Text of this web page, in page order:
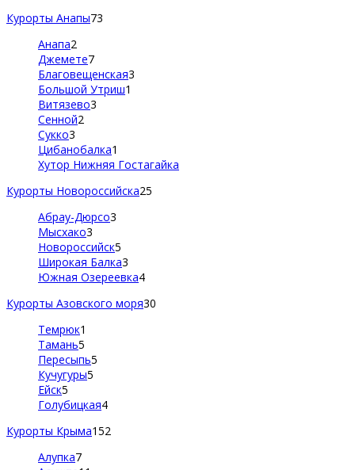
Курорты Анапы73
Анапа2
Джемете7
Благовещенская3
Большой Утриш1
Витязево3
Сенной2
Сукко3
Цибанобалка1
Хутор Нижняя Гостагайка
Курорты Новороссийска25
Абрау-Дюрсо3
Мысхако3
Новороссийск5
Широкая Балка3
Южная Озереевка4
Курорты Азовского моря30
Темрюк1
Тамань5
Пересыпь5
Кучугуры5
Ейск5
Голубицкая4
Курорты Крыма152
Алупка7